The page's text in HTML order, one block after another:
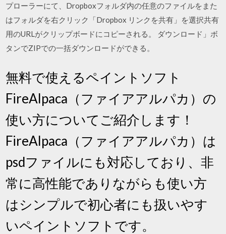
プローラーにて、Dropboxフォルダ内の任意のファイルをまた
はフォルダを右クリック「Dropbox リンクを共有」を選択共有
用のURLがクリップボードにコピーされる。 ダウンロード」ボ
タンでZIPでの一括ダウンロードができる。
無料で使えるペイントソフト
FireAlpaca（ファイアアルパカ）の
使い方についてご紹介します！
FireAlpaca（ファイアアルパカ）は
psdファイルにも対応しており、非
常に高性能でありながらも使い方
はシンプルで初心者にも扱いやす
いペイントソフトです。